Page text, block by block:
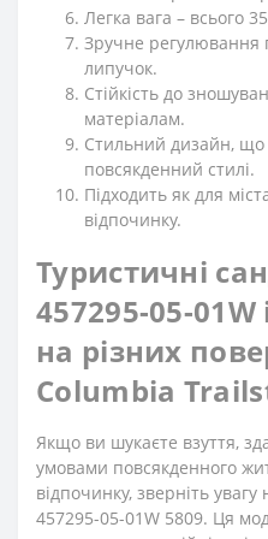
Легка вага – всього
Зручне регулювання
липучок.
Стійкість до
матеріалам.
Стильний дизайн, що
повсякденний стилі.
Підходить як для
відпочинку.
Туристичні
457295-05-01W
на різних
Columbia
Якщо ви шукаєте взуття,
умовами повсякденного
відпочинку, зверніть увагу
457295-05-01W 5809. Ця